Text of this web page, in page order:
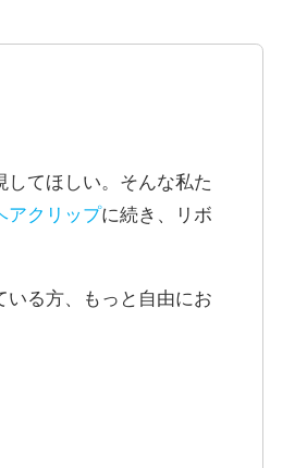
てほしい。そんな私た
アクリップに続き、リボ
る方、もっと自由にお